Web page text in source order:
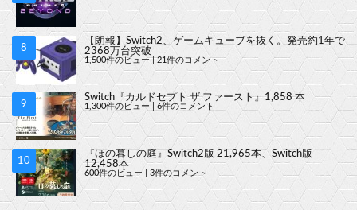
【朗報】Switch2、ゲームキューブを抜く。発売約1年で
2368万台突破
1,500件のビュー|21件のコメント
Switch『カルドセプト ザ ファースト』1,858 本
1,300件のビュー 6件のコメント
『ほの暮しの庭』Switch2版 21,965本、Switch版
12,458本
600件のビュー 3件のコメント